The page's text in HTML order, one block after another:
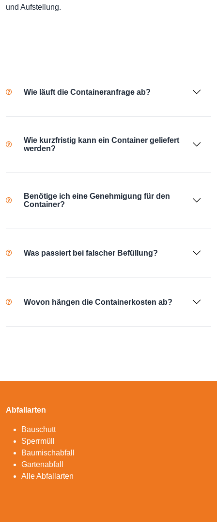
und Aufstellung.
Wie läuft die Containeranfrage ab?
Wie kurzfristig kann ein Container geliefert
werden?
Benötige ich eine Genehmigung für den
Container?
Was passiert bei falscher Befüllung?
Wovon hängen die Containerkosten ab?
Abfallarten
Bauschutt
Sperrmüll
Baumischabfall
Gartenabfall
Alle Abfallarten